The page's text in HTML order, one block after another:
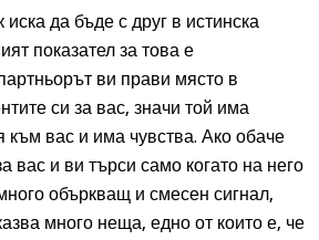
да бъде с друг в истинска
показател за това е
ви прави място в
си за вас, значи той има
към вас и има чувства. Ако обаче
вас и ви търси само когато на него
объркващ и смесен сигнал,
много неща, едно от които е, че